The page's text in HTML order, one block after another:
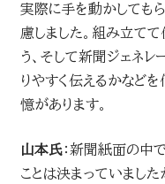
実際に手を動かしても
慮しました。組み立て
う、そして新聞ジェネレ
りやすく伝えるかなど
憶があります。
山本氏：新聞紙面の中
ことは決まっていまし